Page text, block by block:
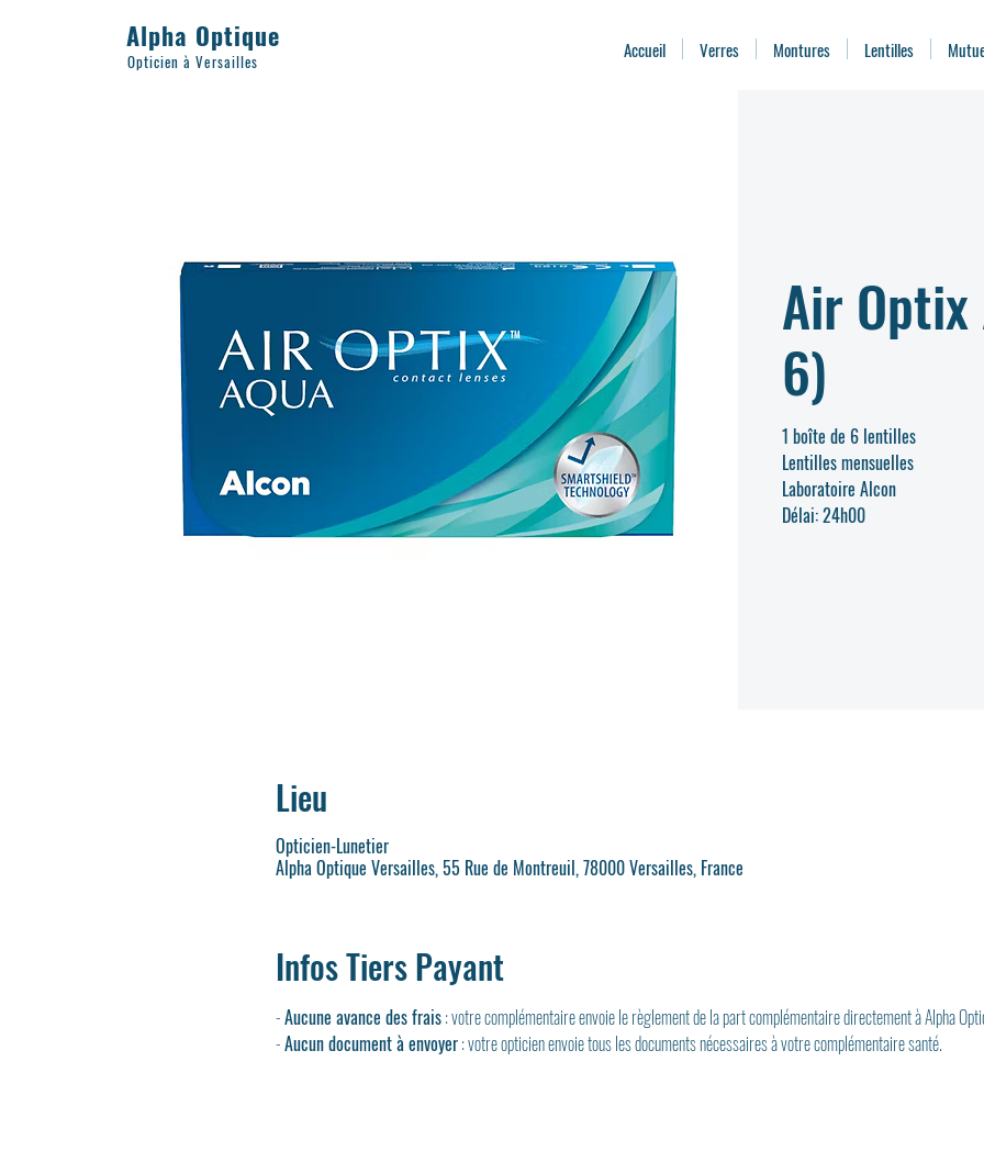
Alpha Optique
Opticien à Versailles Accueil Verres Montures Lentilles
Air
6)
1 boîte de 6 lentilles
Lentilles mensuelles
Laboratoire Alcon
Délai: 24h00
Lieu
Opticien-Lunetier
Alpha Optique Versailles, 55 Rue de Montreuil, 78000 Versailles, France
Infos Tiers Payant
- Aucune avance des frais : votre complémentaire envoie le règlement de la part complémentaire directement à Alpha
- Aucun document à envoyer : votre opticien envoie tous les documents nécessaires à votre complémentaire santé.